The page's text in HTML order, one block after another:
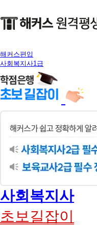
해커스편입
사회복지사1급
사회복지사
초보길잡이